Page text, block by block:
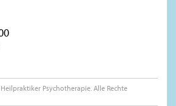
Psychotherapie. Alle Rechte